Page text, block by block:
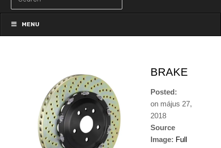
to
contentMENU
BRAKE
Posted:
on május 27,
2018
Source
Image: Full